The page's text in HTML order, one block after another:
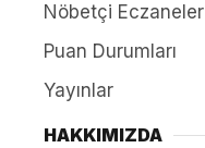
Nöbetçi Eczaneler
Puan Durumları
Yayınlar
HAKKIMIZDA